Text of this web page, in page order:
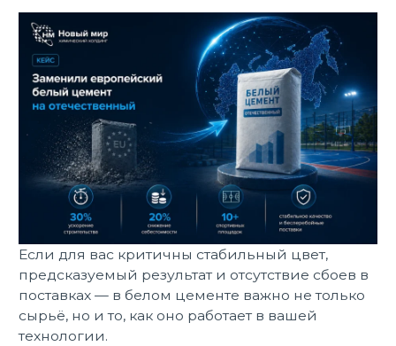
Если для вас критичны стабильный цвет,
предсказуемый результат и отсутствие сбоев в
поставках — в белом цементе важно не только
сырьё, но и то, как оно работает в вашей
технологии.